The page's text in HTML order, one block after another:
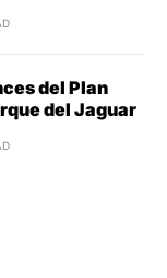
del Plan
del Jaguar